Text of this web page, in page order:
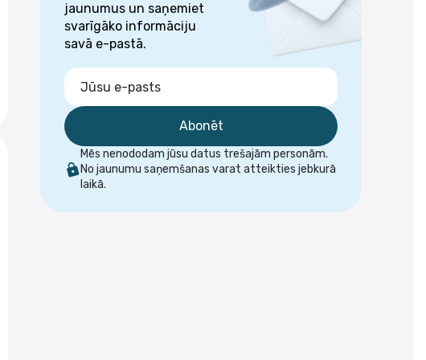
jaunumus un saņemiet
svarīgāko informāciju
savā e-pastā.
Abonēt
Mēs nenododam jūsu datus trešajām personām.
No jaunumu saņemšanas varat atteikties jebkurā
laikā.